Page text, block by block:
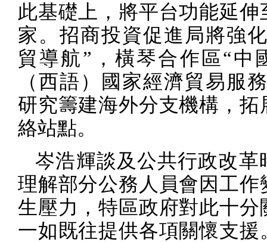
此基礎上，將平台功能延伸
家。招商投資促進局將強
貿導航”，橫琴合作區“
（西語）國家經濟貿易服
研究籌建海外分支機構，拓
絡站點。
岑浩輝談及公共行政改革
理解部分公務人員會因工作
生壓力，特區政府對此十分
一如既往提供各項關懷支援